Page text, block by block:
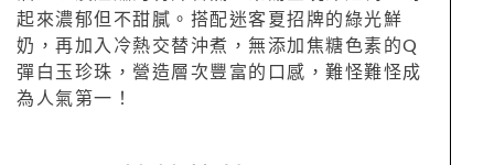
起來濃郁但不甜膩。搭配迷客夏招牌的綠光鮮
奶，再加入冷熱交替沖煮，無添加焦糖色素的Q
彈白玉珍珠，營造層次豐富的口感，難怪難怪成
為人氣第一！